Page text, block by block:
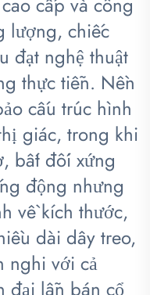
lượng, chiếc
đạt nghệ thuật
thực tiễn. Nền
cấu trúc hình
giác, trong khi
bất đối xứng
động nhưng
về kích thước,
dài dây treo,
nghi với cả
đại lẫn bán cổ